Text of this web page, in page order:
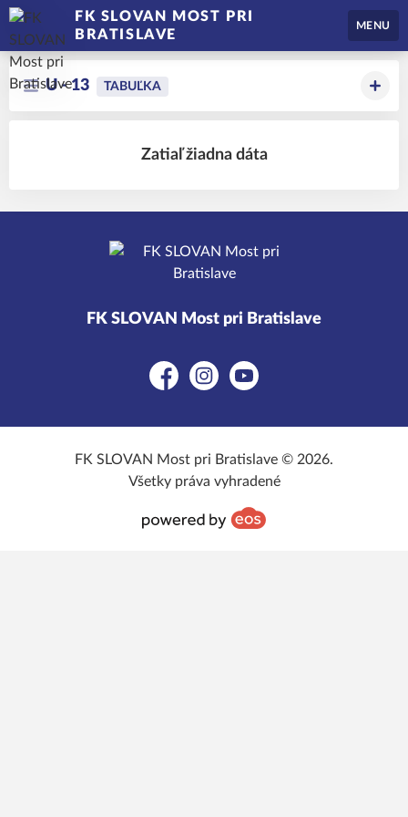
FK SLOVAN MOST PRI
BRATISLAVE
MENU
U - 13 TABUĽKA
Zatiaľ žiadna dáta
FK SLOVAN Most pri Bratislave
FacebookInstagramYouTube
FK SLOVAN Most pri Bratislave © 2026.
Všetky práva vyhradené